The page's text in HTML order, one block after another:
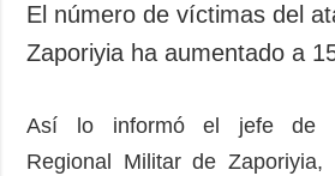
El número de víctimas del
Zaporiyia ha aumentado a
Así lo informó el jefe de
Regional Militar de